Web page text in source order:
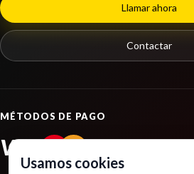
Consultar
Llamar ahora
Contactar
MÉTODOS DE PAGO
VISA PayPal
Usamos cookies